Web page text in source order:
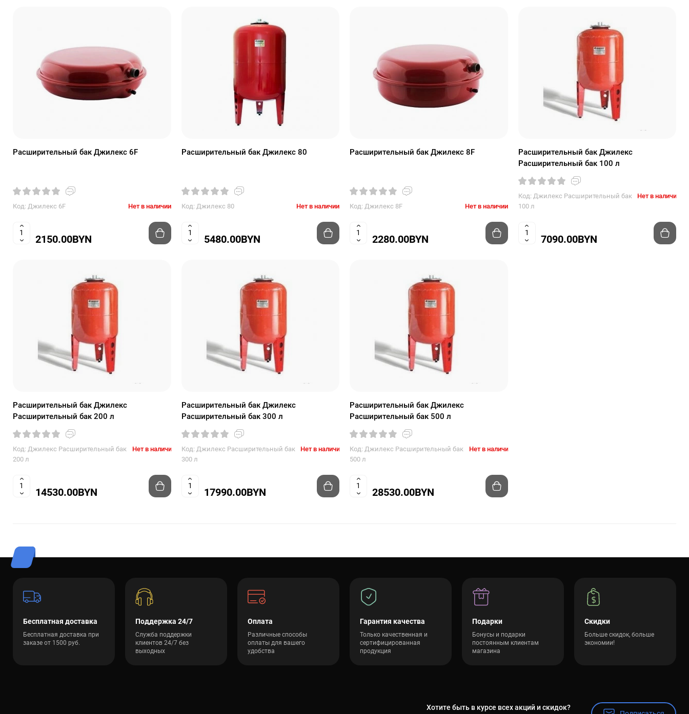
Расширительный бак Джилекс 6F
Код: Джилекс 6F Нет в наличии
2150.00BYN
Расширительный бак Джилекс 80
Код: Джилекс 80 Нет в наличии
5480.00BYN
Расширительный бак Джилекс 8F
Код: Джилекс 8F Нет в наличии
2280.00BYN
Расширительный бак Джилекс
Расширительный бак 100 л
Код: Джилекс Расширительный бак
100 л
Нет в наличии
7090.00BYN
Расширительный бак Джилекс
Расширительный бак 200 л
Код: Джилекс Расширительный бак
200 л
Нет в наличии
14530.00BYN
Расширительный бак Джилекс
Расширительный бак 300 л
Код: Джилекс Расширительный бак
300 л
Нет в наличии
17990.00BYN
Расширительный бак Джилекс
Расширительный бак 500 л
Код: Джилекс Расширительный бак
500 л
Нет в наличии
28530.00BYN
Бесплатная доставка
Бесплатная доставка при
заказе от 1500 руб.
Поддержка 24/7
Служба поддержки
клиентов 24/7 без
выходных
Оплата
Различные способы
оплаты для вашего
удобства
Гарантия качества
Только качественная и
сертифицированная
продукция
Подарки
Бонусы и подарки
постоянным клиентам
магазина
Скидки
Больше скидок, больше
экономии!
Хотите быть в курсе всех акций и скидок?